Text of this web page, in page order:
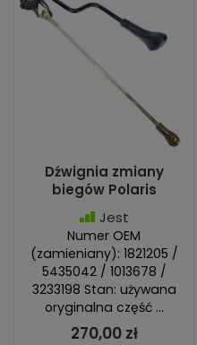
Dźwignia zmiany
biegów Polaris
Jest
Numer OEM
(zamieniany): 1821205 /
5435042 / 1013678 /
3233198 Stan: używana
oryginalna część ...
270,00 zł